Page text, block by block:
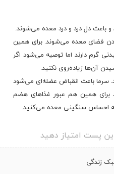
باعث دل درد و درد معده می‌شوند.
فضای معده می‌شوند. برای همین
گرم دارند اما توصیه می‌شود اگر
آن‌ها زیاده‌روی نکنید.
سرما باعث انقباض عضله‌ای می‌شود
برای همین هم عبور غذاهای هضم
احساس سنگینی معده می‌کنید.
پست امتیاز دهید
زندگی